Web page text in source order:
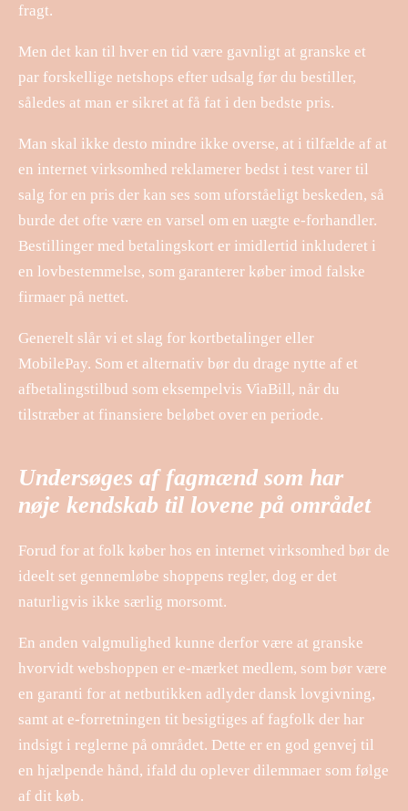
fragt.
Men det kan til hver en tid være gavnligt at granske et
par forskellige netshops efter udsalg før du bestiller,
således at man er sikret at få fat i den bedste pris.
Man skal ikke desto mindre ikke overse, at i tilfælde af at
en internet virksomhed reklamerer bedst i test varer til
salg for en pris der kan ses som uforståeligt beskeden, så
burde det ofte være en varsel om en uægte e-forhandler.
Bestillinger med betalingskort er imidlertid inkluderet i
en lovbestemmelse, som garanterer køber imod falske
firmaer på nettet.
Generelt slår vi et slag for kortbetalinger eller
MobilePay. Som et alternativ bør du drage nytte af et
afbetalingstilbud som eksempelvis ViaBill, når du
tilstræber at finansiere beløbet over en periode.
Undersøges af fagmænd som har
nøje kendskab til lovene på området
Forud for at folk køber hos en internet virksomhed bør de
ideelt set gennemløbe shoppens regler, dog er det
naturligvis ikke særlig morsomt.
En anden valgmulighed kunne derfor være at granske
hvorvidt webshoppen er e-mærket medlem, som bør være
en garanti for at netbutikken adlyder dansk lovgivning,
samt at e-forretningen tit besigtiges af fagfolk der har
indsigt i reglerne på området. Dette er en god genvej til
en hjælpende hånd, ifald du oplever dilemmaer som følge
af dit køb.